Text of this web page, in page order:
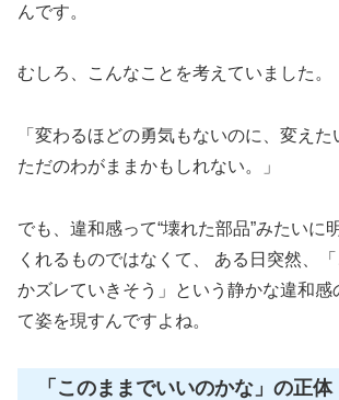
んです。
むしろ、こんなことを考えていました。
「変わるほどの勇気もないのに、変えた
ただのわがままかもしれない。」
でも、違和感って“壊れた部品”みたいに
くれるものではなくて、 ある日突然、
かズレていきそう」という静かな違和感
て姿を現すんですよね。
「このままでいいのかな」の正体